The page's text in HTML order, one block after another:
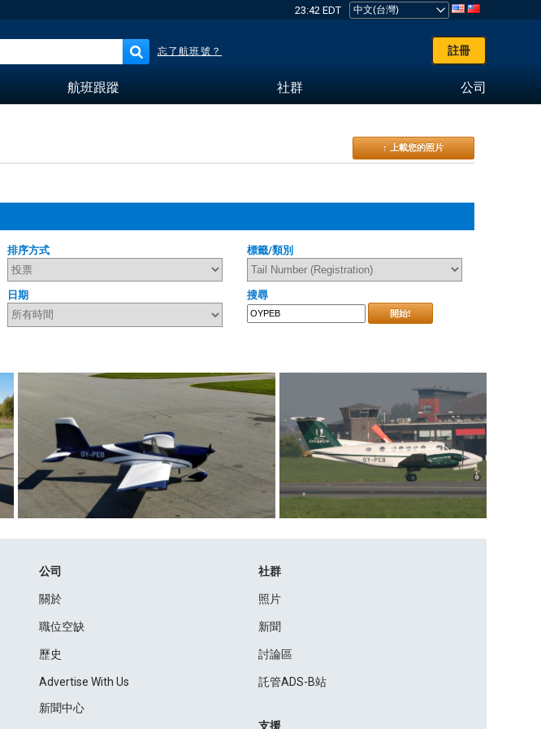
23:42 EDT
忘了航班號？ 註冊
航班跟蹤 社群 公司
↑ 上載您的照片
排序方式 標籤/類別
日期 搜尋
開始!
公司
關於
職位空缺
歷史
Advertise With Us
新聞中心
社群
照片
新聞
討論區
託管ADS-B站
支援